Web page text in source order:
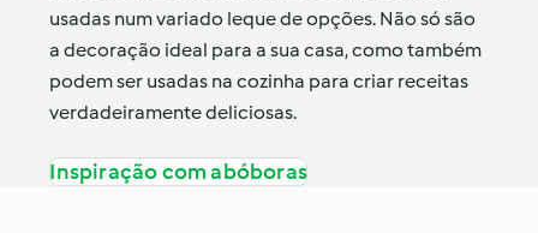
usadas num variado leque de opções. Não só são
a decoração ideal para a sua casa, como também
podem ser usadas na cozinha para criar receitas
verdadeiramente deliciosas.
Inspiração com abóboras